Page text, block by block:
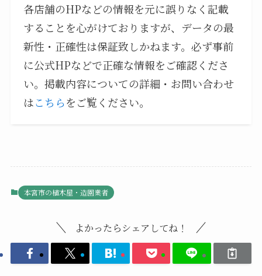
各店舗のHPなどの情報を元に誤りなく記載
することを心がけておりますが、データの最
新性・正確性は保証致しかねます。必ず事前
に公式HPなどで正確な情報をご確認くださ
い。掲載内容についての詳細・お問い合わせ
はこちらをご覧ください。
本宮市の植木屋・造園業者
よかったらシェアしてね！